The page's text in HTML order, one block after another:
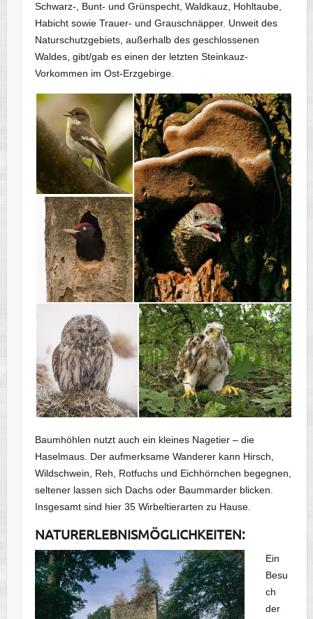
Schwarz-, Bunt- und Grünspecht, Waldkauz, Hohltaube,
Habicht sowie Trauer- und Grauschnäpper. Unweit des
Naturschutzgebiets, außerhalb des geschlossenen
Waldes, gibt/gab es einen der letzten Steinkauz-
Vorkommen im Ost-Erzgebirge.
Baumhöhlen nutzt auch ein kleines Nagetier – die
Haselmaus. Der aufmerksame Wanderer kann Hirsch,
Wildschwein, Reh, Rotfuchs und Eichhörnchen begegnen,
seltener lassen sich Dachs oder Baummarder blicken.
Insgesamt sind hier 35 Wirbeltierarten zu Hause.
NATURERLEBNISMÖGLICHKEITEN:
Ein
Besu
ch
der